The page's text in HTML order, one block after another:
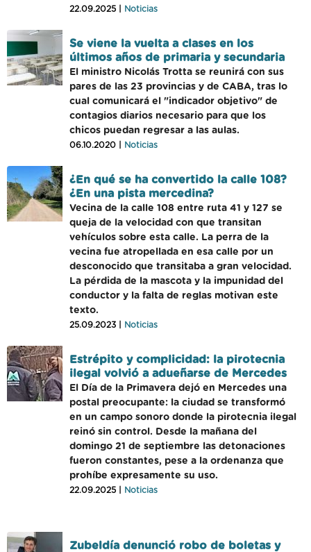
22.09.2025 | Noticias
Se viene la vuelta a clases en los
últimos años de primaria y secundaria
El ministro Nicolás Trotta se reunirá con sus
pares de las 23 provincias y de CABA, tras lo
cual comunicará el "indicador objetivo" de
contagios diarios necesario para que los
chicos puedan regresar a las aulas.
06.10.2020 | Noticias
¿En qué se ha convertido la calle 108?
¿En una pista mercedina?
Vecina de la calle 108 entre ruta 41 y 127 se
queja de la velocidad con que transitan
vehículos sobre esta calle. La perra de la
vecina fue atropellada en esa calle por un
desconocido que transitaba a gran velocidad.
La pérdida de la mascota y la impunidad del
conductor y la falta de reglas motivan este
texto.
25.09.2023 | Noticias
Estrépito y complicidad: la pirotecnia
ilegal volvió a adueñarse de Mercedes
El Día de la Primavera dejó en Mercedes una
postal preocupante: la ciudad se transformó
en un campo sonoro donde la pirotecnia ilegal
reinó sin control. Desde la mañana del
domingo 21 de septiembre las detonaciones
fueron constantes, pese a la ordenanza que
prohíbe expresamente su uso.
22.09.2025 | Noticias
Zubeldía denunció robo de boletas y